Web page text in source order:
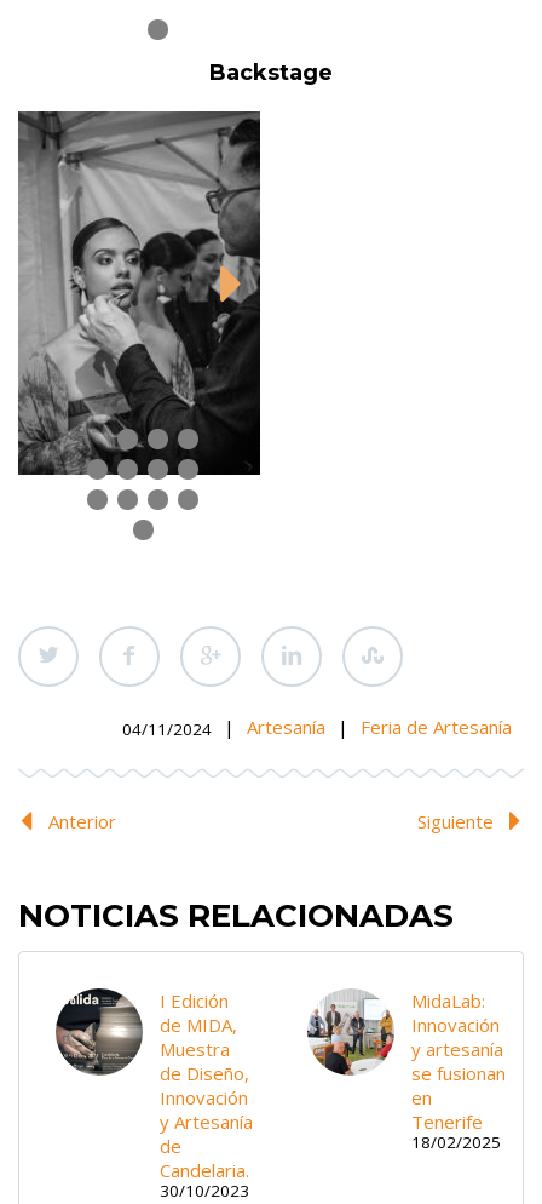
Backstage
04/11/2024 | Artesanía | Feria de Artesanía
Anterior Siguiente
NOTICIAS RELACIONADAS
I Edición
de MIDA,
Muestra
de Diseño,
Innovación
y Artesanía
de
Candelaria.
30/10/2023
MidaLab:
Innovación
y artesanía
se fusionan
en
Tenerife
18/02/2025